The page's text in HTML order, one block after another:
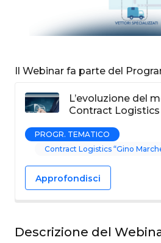
Il Webinar fa parte del
L’evoluzione del
Contract Logistics
PROGR. TEMATICO
Contract Logistics “Gino
Approfondisci
Descrizione del